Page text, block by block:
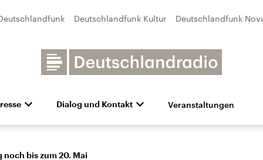
Deutschlandfunk Kultur Deutschlandfunk
Dialog und Kontakt Veranstaltungen
bis zum 20. Mai